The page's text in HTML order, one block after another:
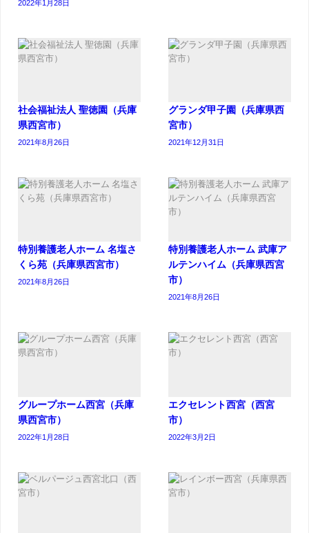
2022年1月28日
社会福祉法人 聖徳園（兵庫
県西宮市）
2021年8月26日
グランダ甲子園（兵庫県西
宮市）
2021年12月31日
特別養護老人ホーム 名塩さ
くら苑（兵庫県西宮市）
2021年8月26日
特別養護老人ホーム 武庫ア
ルテンハイム（兵庫県西宮
市）
2021年8月26日
グループホーム西宮（兵庫
県西宮市）
2022年1月28日
エクセレント西宮（西宮
市）
2022年3月2日